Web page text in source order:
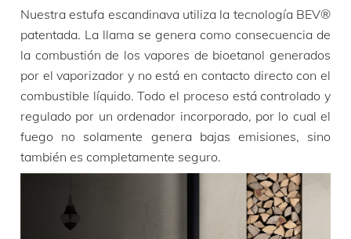
Nuestra estufa escandinava utiliza la tecnología BEV®
patentada. La llama se genera como consecuencia de
la combustión de los vapores de bioetanol generados
por el vaporizador y no está en contacto directo con el
combustible líquido. Todo el proceso está controlado y
regulado por un ordenador incorporado, por lo cual el
fuego no solamente genera bajas emisiones, sino
también es completamente seguro.